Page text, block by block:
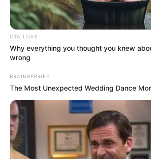
CTA LOVE
Why everything you thought you knew
wrong
BRAINBERRIES
The Most Unexpected Wedding Dance